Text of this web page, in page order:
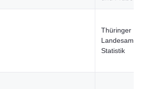
Thüringer
Landesamt
Statistik